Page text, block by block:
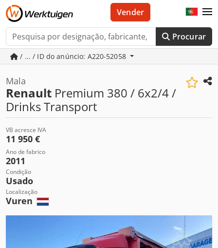
Procurar
Vender
/ ... / ID do anúncio: A220-52058
Mala
Renault Premium 380 / 6x2/4 /
Drinks Transport
VB acresce IVA
11 950 €
Ano de fabrico
2011
Condição
Usado
Localização
Vuren